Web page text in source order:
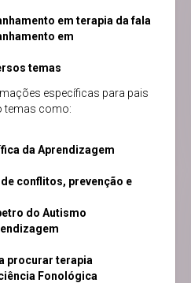
em terapia da fala
em
temas
específicas para pais
temas como:
da Aprendizagem
conflitos, prevenção e
do Autismo
procurar terapia
Fonológica